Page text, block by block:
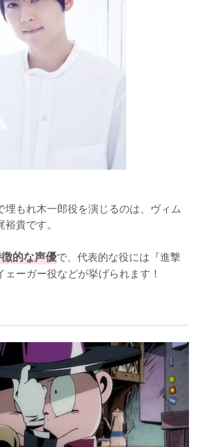
埋もれ木一郎役を演じるのは、ヴィム
貴です。
的な声優で、代表的な役には『進撃
ーガー役などが挙げられます！